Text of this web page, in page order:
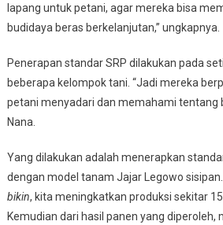
lapang untuk petani, agar mereka bisa
budidaya beras berkelanjutan,” ungkapnya.
Penerapan standar SRP dilakukan pada
beberapa kelompok tani. “Jadi mereka
petani menyadari dan memahami tentang
Nana.
Yang dilakukan adalah menerapkan
dengan model tanam Jajar Legowo
bikin, kita meningkatkan produksi sekitar
Kemudian dari hasil panen yang diperoleh,